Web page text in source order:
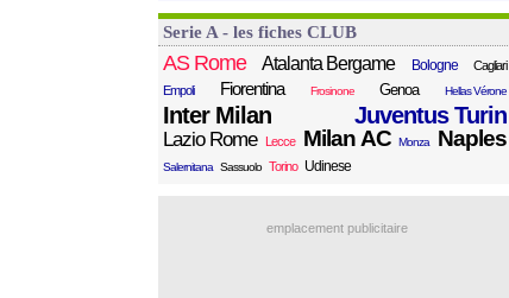
Serie A - les fiches CLUB
AS Rome Atalanta Bergame Bologne
Cagliari
Empoli
Fiorentina Frosinone Genoa Hellas Vérone
Inter Milan Juventus Turin
Lazio Rome Lecce Milan AC Monza Naples
Salernitana Sassuolo Torino Udinese
emplacement publicitaire